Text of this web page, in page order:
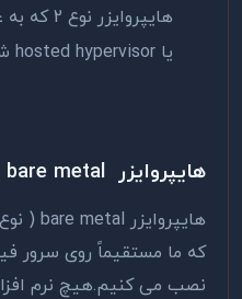
یا hosted hypervisor شناخته می شود.
هایپروایزر bare metal
که ما مستقیماً روی سرور
نصب می کنیم.هیچ نرم